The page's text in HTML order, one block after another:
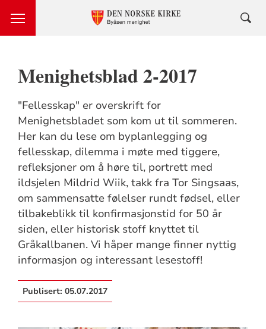
Menighetsblad 2-2017
"Fellesskap" er overskrift for
Menighetsbladet som kom ut til sommeren.
Her kan du lese om byplanlegging og
fellesskap, dilemma i møte med tiggere,
refleksjoner om å høre til, portrett med
ildsjelen Mildrid Wiik, takk fra Tor Singsaas,
om sammensatte følelser rundt fødsel, eller
tilbakeblikk til konfirmasjonstid for 50 år
siden, eller historisk stoff knyttet til
Gråkallbanen. Vi håper mange finner nyttig
informasjon og interessant lesestoff!
Publisert: 05.07.2017